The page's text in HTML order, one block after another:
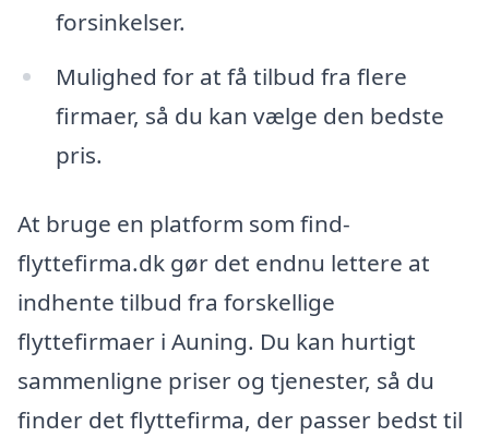
forsinkelser.
Mulighed for at få tilbud fra flere
firmaer, så du kan vælge den bedste
pris.
At bruge en platform som find-
flyttefirma.dk gør det endnu lettere at
indhente tilbud fra forskellige
flyttefirmaer i Auning. Du kan hurtigt
sammenligne priser og tjenester, så du
finder det flyttefirma, der passer bedst til